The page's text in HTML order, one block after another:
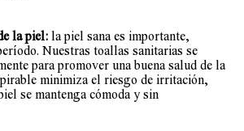
la piel: la piel sana es importante,
Nuestras toallas sanitarias se
para promover una buena salud de la
minimiza el riesgo de irritación,
se mantenga cómoda y sin